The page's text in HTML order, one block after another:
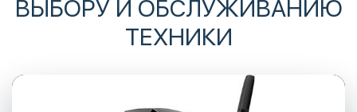
ВЫБОРУ И ОБСЛУЖИВАНИЮ
ТЕХНИКИ